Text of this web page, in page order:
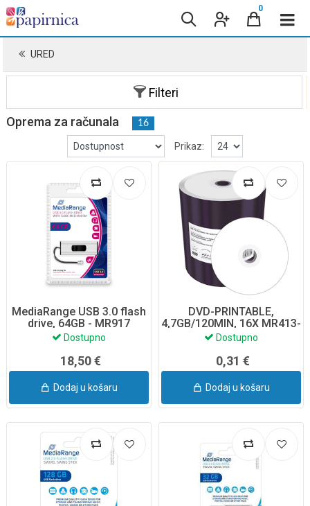
0
URED
Filteri
Oprema za računala 16
Prikaz:
MediaRange USB 3.0 flash
drive, 64GB - MR917
Dostupno
18,50 €
Dodaj u košaru
DVD-PRINTABLE,
4,7GB/120MIN, 16X MR413-
SHRINK, MEDIARANGE
Dostupno
0,31 €
Dodaj u košaru